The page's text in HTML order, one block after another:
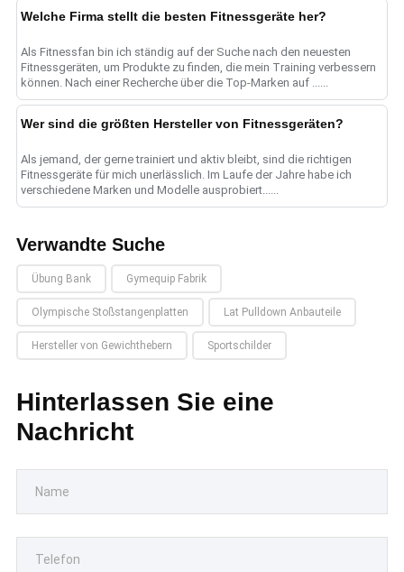
Welche Firma stellt die besten Fitnessgeräte her?
Als Fitnessfan bin ich ständig auf der Suche nach den neuesten
Fitnessgeräten, um Produkte zu finden, die mein Training verbessern
können. Nach einer Recherche über die Top-Marken auf ......
Wer sind die größten Hersteller von Fitnessgeräten?
Als jemand, der gerne trainiert und aktiv bleibt, sind die richtigen
Fitnessgeräte für mich unerlässlich. Im Laufe der Jahre habe ich
verschiedene Marken und Modelle ausprobiert......
Verwandte Suche
Übung Bank Gymequip Fabrik
Olympische Stoßstangenplatten Lat Pulldown Anbauteile
Hersteller von Gewichthebern Sportschilder
Hinterlassen Sie eine
Nachricht